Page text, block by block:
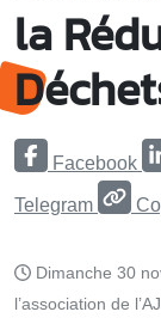
la
Facebook
Telegram
Dimanche 30
l’association de